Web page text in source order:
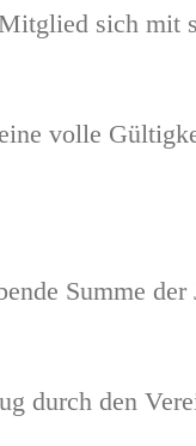
sich mit
volle
Summe der
durch den